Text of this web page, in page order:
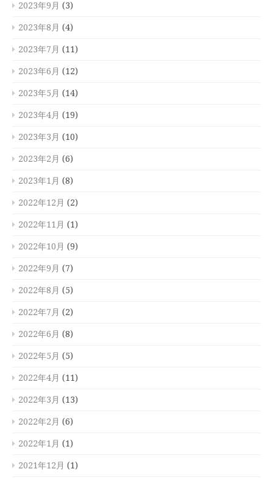
2023年9月 (3)
2023年8月 (4)
2023年7月 (11)
2023年6月 (12)
2023年5月 (14)
2023年4月 (19)
2023年3月 (10)
2023年2月 (6)
2023年1月 (8)
2022年12月 (2)
2022年11月 (1)
2022年10月 (9)
2022年9月 (7)
2022年8月 (5)
2022年7月 (2)
2022年6月 (8)
2022年5月 (5)
2022年4月 (11)
2022年3月 (13)
2022年2月 (6)
2022年1月 (1)
2021年12月 (1)